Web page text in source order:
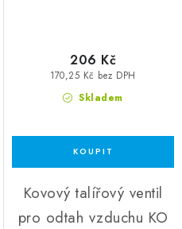
Skladem
170,25 Kč bez DPH
206 Kč
Kovový talířový ventil
pro odtah vzduchu KO